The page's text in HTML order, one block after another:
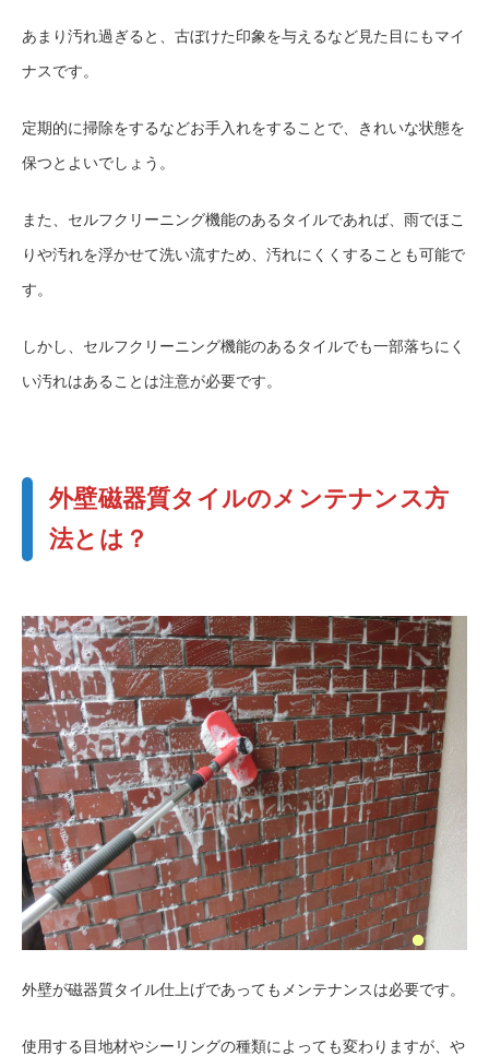
あまり汚れ過ぎると、古ぼけた印象を与えるなど見た目にもマイ
ナスです。
定期的に掃除をするなどお手入れをすることで、きれいな状態を
保つとよいでしょう。
また、セルフクリーニング機能のあるタイルであれば、雨でほこ
りや汚れを浮かせて洗い流すため、汚れにくくすることも可能で
す。
しかし、セルフクリーニング機能のあるタイルでも一部落ちにく
い汚れはあることは注意が必要です。
外壁磁器質タイルのメンテナンス方
法とは？
外壁が磁器質タイル仕上げであってもメンテナンスは必要です。
使用する目地材やシーリングの種類によっても変わりますが、や